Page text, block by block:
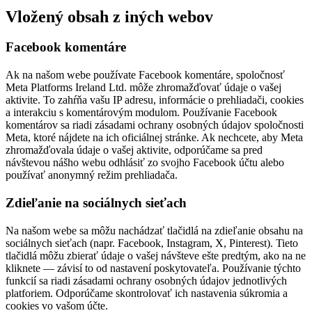
Vložený obsah z iných webov
Facebook komentáre
Ak na našom webe používate Facebook komentáre, spoločnosť
Meta Platforms Ireland Ltd. môže zhromažďovať údaje o vašej
aktivite. To zahŕňa vašu IP adresu, informácie o prehliadači, cookies
a interakciu s komentárovým modulom. Používanie Facebook
komentárov sa riadi zásadami ochrany osobných údajov spoločnosti
Meta, ktoré nájdete na ich oficiálnej stránke. Ak nechcete, aby Meta
zhromažďovala údaje o vašej aktivite, odporúčame sa pred
návštevou nášho webu odhlásiť zo svojho Facebook účtu alebo
používať anonymný režim prehliadača.
Zdieľanie na sociálnych sieťach
Na našom webe sa môžu nachádzať tlačidlá na zdieľanie obsahu na
sociálnych sieťach (napr. Facebook, Instagram, X, Pinterest). Tieto
tlačidlá môžu zbierať údaje o vašej návšteve ešte predtým, ako na ne
kliknete — závisí to od nastavení poskytovateľa. Používanie týchto
funkcií sa riadi zásadami ochrany osobných údajov jednotlivých
platforiem. Odporúčame skontrolovať ich nastavenia súkromia a
cookies vo vašom účte.